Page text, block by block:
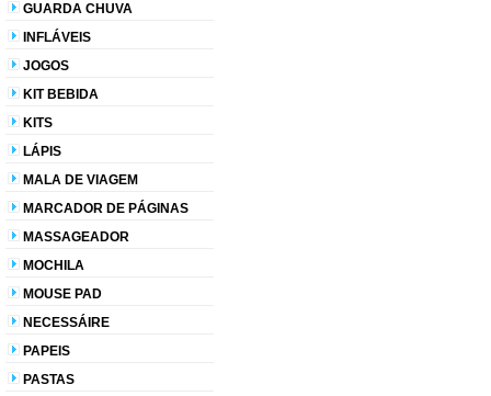
GUARDA CHUVA
INFLÁVEIS
JOGOS
KIT BEBIDA
KITS
LÁPIS
MALA DE VIAGEM
MARCADOR DE PÁGINAS
MASSAGEADOR
MOCHILA
MOUSE PAD
NECESSÁIRE
PAPEIS
PASTAS